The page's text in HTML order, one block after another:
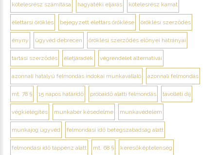
kötelesrész számítása hagyatéki eljárás kötelesrész kamat
élettársi öröklés bejegyzett élettárs öröklése öröklési szerződés
ényny ügyvéd debrecen öröklési szerződés előnyei hátrányai
tartási szerződés életjáradék végrendelet alternatívái
azonnali hatályú felmondás indokai munkavállaló azonnali felmondás
mt. 78 § 15 napos határidő próbaidő alatti felmondás távolléti díj
végkielégítés munkabér késedelme munkavédelem
munkajog ügyvéd felmondási idő betegszabadság alatt
felmondási idő táppénz alatt mt. 68 § keresőképtelenség